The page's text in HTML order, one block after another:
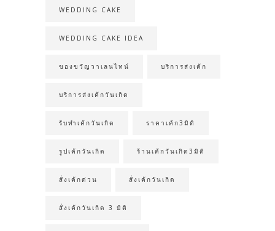
WEDDING CAKE
WEDDING CAKE IDEA
ของขวัญวาเลนไทน์ บริการส่งเค้ก
บริการส่งเค้กวันเกิด
รับทำเค้กวันเกิด ราคาเค้ก3มิติ
รูปเค้กวันเกิด ร้านเค้กวันเกิด3มิติ
สั่งเค้กด่วน สั่งเค้กวันเกิด
สั่งเค้กวันเกิด 3 มิติ